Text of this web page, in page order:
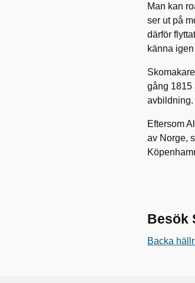
Man kan
ser ut på
därför
känna
gång 1815
avbildning.
Eftersom
av Norge,
Besök
Backa